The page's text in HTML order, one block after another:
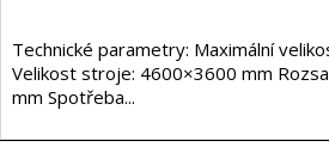
Technické parametry: Maximální
Velikost stroje: 4600×3600 mm
mm Spotřeba...